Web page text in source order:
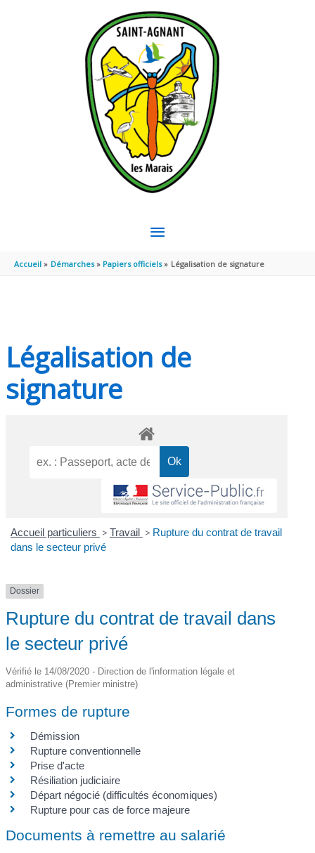
MENU
PRINCIPAL
Accueil Démarches Papiers officiels Légalisation de signature
Légalisation de
signature
Accueil particuliers > Travail > Rupture du contrat de travail
dans le secteur privé
Dossier
Rupture du contrat de travail dans
le secteur privé
Vérifié le 14/08/2020 - Direction de l'information légale et
administrative (Premier ministre)
Formes de rupture
Démission
Rupture conventionnelle
Prise d'acte
Résiliation judiciaire
Départ négocié (difficultés économiques)
Rupture pour cas de force majeure
Documents à remettre au salarié